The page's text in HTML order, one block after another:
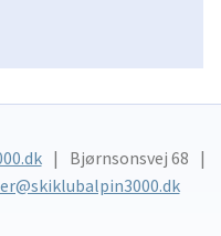
Bjørnsonsvej 68